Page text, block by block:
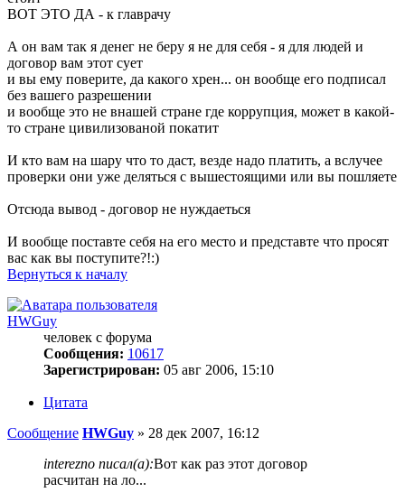
ВОТ ЭТО ДА - к главрачу
А он вам так я денег не беру я не для себя - я для людей и
договор вам этот сует
и вы ему поверите, да какого хрен... он вообще его подписал
без вашего разрешении
и вообще это не внашей стране где коррупция, может в какой-
то стране цивилизованой покатит
И кто вам на шару что то даст, везде надо платить, а вслучее
проверки они уже деляться с вышестоящими или вы пошляете
Отсюда вывод - договор не нуждаеться
И вообще поставте себя на его место и представте что просят
вас как вы поступите?!:)
Вернуться к началу
HWGuy
человек с форума
Сообщения: 10617
Зарегистрирован: 05 авг 2006, 15:10
Цитата
Сообщение HWGuy » 28 дек 2007, 16:12
interezno писал(а):Вот как раз этот договор
расчитан на ло...